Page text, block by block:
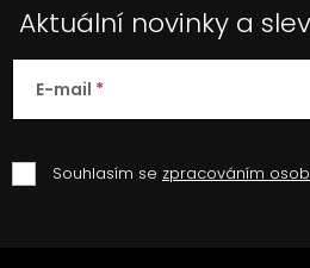
Aktuální novinky a
E-mail
Souhlasím se zpracováním